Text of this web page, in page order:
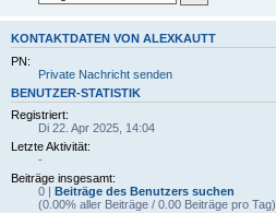
KONTAKTDATEN VON ALEXKAUTT
PN:
Private Nachricht senden
BENUTZER-STATISTIK
Registriert:
Di 22. Apr 2025, 14:04
Letzte Aktivität:
-
Beiträge insgesamt:
0 | Beiträge des Benutzers suchen
(0.00% aller Beiträge / 0.00 Beiträge pro Tag)